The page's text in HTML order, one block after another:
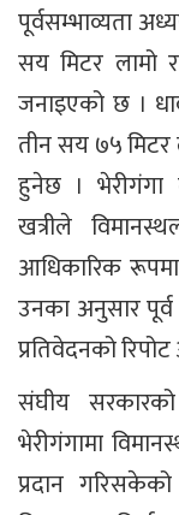
पूर्वसम्भाव्यता
सय मिटर लामो
जनाइएको छ ।
तीन सय ७५ मिटर
हुनेछ । भेरीगंगा
खत्रीले
आधिकारिक
उनका अनुसार
प्रतिवेदनको
संघीय
भेरीगंगामा
प्रदान